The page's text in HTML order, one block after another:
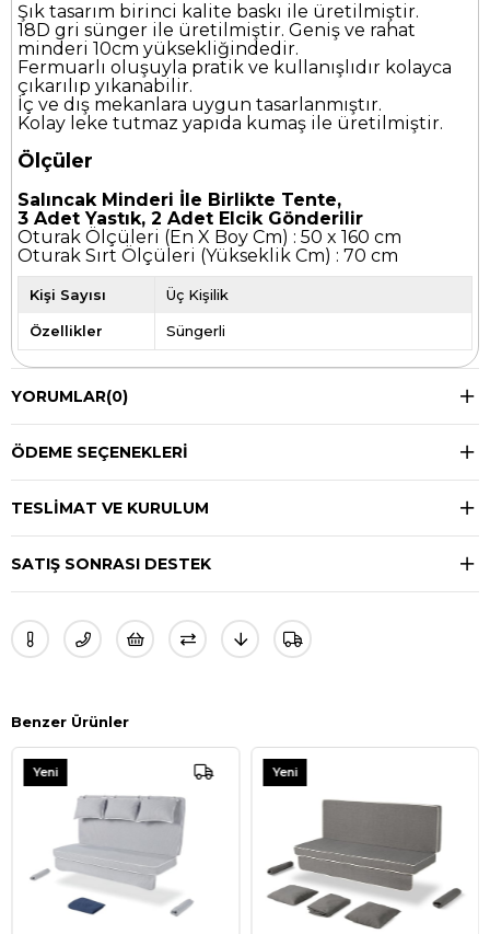
Şık tasarım birinci kalite baskı ile üretilmiştir.
18D gri sünger ile üretilmiştir. Geniş ve rahat
minderi 10cm yüksekliğindedir.
Fermuarlı oluşuyla pratik ve kullanışlıdır kolayca
çıkarılıp yıkanabilir.
İç ve dış mekanlara uygun tasarlanmıştır.
Kolay leke tutmaz yapıda kumaş ile üretilmiştir.
Ölçüler
Salıncak Minderi İle Birlikte Tente,
3 Adet Yastık, 2 Adet Elcik Gönderilir
Oturak Ölçüleri (En X Boy Cm) : 50 x 160 cm
Oturak Sırt Ölçüleri (Yükseklik Cm) : 70 cm
Kişi Sayısı Üç Kişilik
Özellikler Süngerli
YORUMLAR(0)
ÖDEME SEÇENEKLERI
TESLIMAT VE KURULUM
SATIŞ SONRASI DESTEK
Benzer Ürünler
Yeni
Yeni